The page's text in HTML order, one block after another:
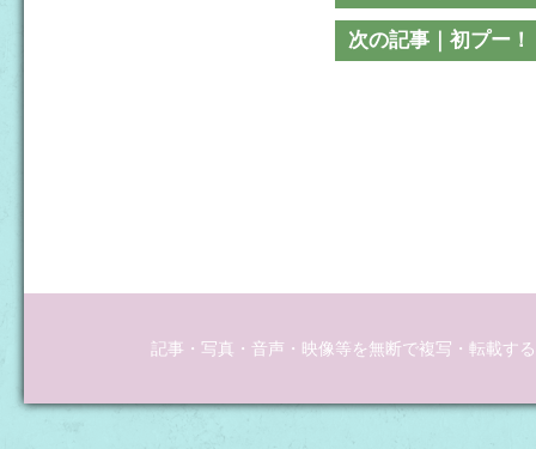
次の記事｜初プー！
記事・写真・音声・映像等を無断で複写・転載